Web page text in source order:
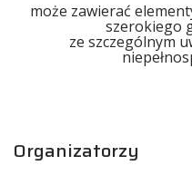
może zawierać
szerokiego
ze szczególnym
Organizatorzy